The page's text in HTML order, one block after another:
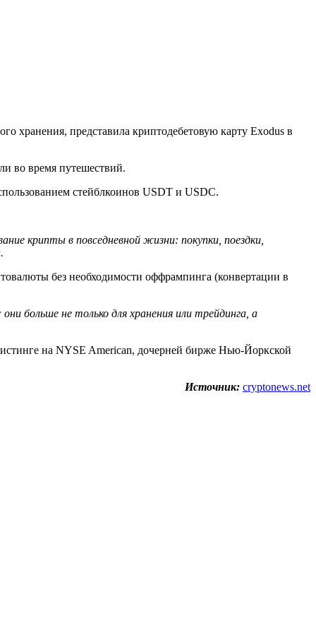
хранения, представила криптодебетовую карту Exodus в
во время путешествий.
стейблкоинов USDT и USDC.
крипты в повседневной жизни: покупки, поездки,
без необходимости оффрампинга (конвертации в
больше не только для хранения или трейдинга, а
на NYSE American, дочерней бирже Нью-Йоркской
Источник: cryptonews.net